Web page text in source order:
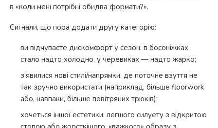
в «коли мені потрібні обидва формати?».
Сигнали, що пора додати другу категорію:
ви відчуваєте дискомфорт у сезон: в босоніжках
стало надто холодно, у черевиках — надто жарко;
з’явилися нові стилі/напрямки, де поточне взуття не
так зручно використати (наприклад, більше floorwork
або, навпаки, більше повітряних трюків);
хочеться іншої естетики: легшого силуету з відкритою